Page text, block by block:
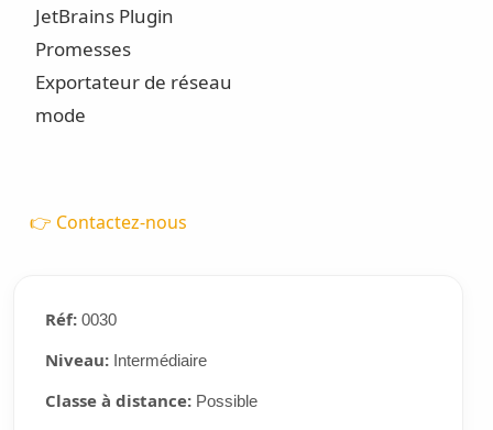
JetBrains Plugin
Promesses
Exportateur de réseau
mode
👉 Contactez-nous
Réf:0030
Niveau:Intermédiaire
Classe à distance:Possible